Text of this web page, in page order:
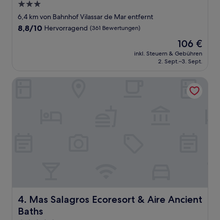
3.0-
Sterne-
Unterkunft
6,4 km von Bahnhof Vilassar de Mar entfernt
8.8
8,8/10 Hervorragend (361 Bewertungen)
Der
Preis
beträgt
106 €
inkl. Steuern & Gebühren
2. Sept.–3. Sept.
4. Mas Salagros Ecoresort & Aire Ancient
Baths
Mas Salagros Ecoresort & Aire Ancient Baths